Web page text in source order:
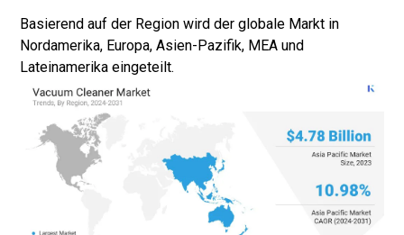
Basierend auf der Region wird der globale Markt in
Nordamerika, Europa, Asien-Pazifik, MEA und
Lateinamerika eingeteilt.